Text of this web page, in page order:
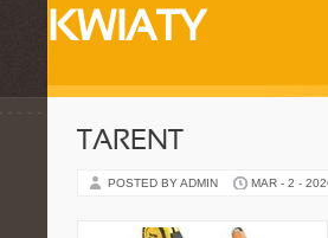
KWIATY
TARENT
POSTED BY ADMIN MAR - 2 -